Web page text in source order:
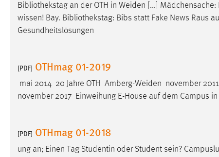
Bibliothekstag an der OTH in Weiden [...]
wissen! Bay. Bibliothekstag: Bibs statt Fake News Raus
Gesundheitslösungen
[PDF] OTHmag 01-2019
mai 2014 20 Jahre OTH Amberg-Weiden november
november 2017 Einweihung E-House auf dem Campus
[PDF] OTHmag 01-2018
ung an; Einen Tag Studentin oder Student sein?
Dieser Cookie speichert die
ausgewählten Einverständnis-Optionen
des Benutzers
Performance
Name: staticfilecache
eingeloggt ist.